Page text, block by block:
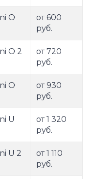
O
от 600
руб.
O 2
от 720
руб.
O
от 930
руб.
U
от 1 320
руб.
U 2
от 1 110
руб.